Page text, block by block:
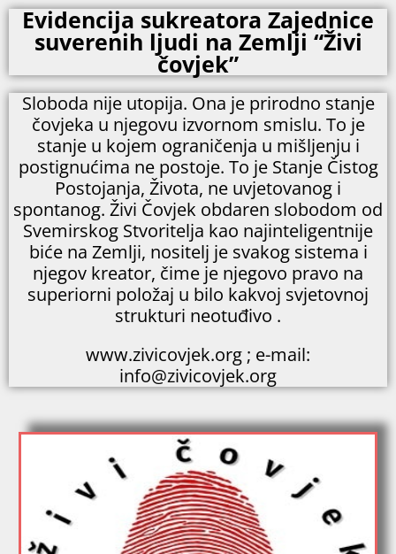
Evidencija sukreatora Zajednice
suverenih ljudi na Zemlji “Živi
čovjek”
Sloboda nije utopija. Ona je prirodno stanje
čovjeka u njegovu izvornom smislu. To je
stanje u kojem ograničenja u mišljenju i
postignućima ne postoje. To je Stanje Čistog
Postojanja, Života, ne uvjetovanog i
spontanog. Živi Čovjek obdaren slobodom od
Svemirskog Stvoritelja kao najinteligentnije
biće na Zemlji, nositelj je svakog sistema i
njegov kreator, čime je njegovo pravo na
superiorni položaj u bilo kakvoj svjetovnoj
strukturi neotuđivo .
www.zivicovjek.org ; e-mail:
info@zivicovjek.org